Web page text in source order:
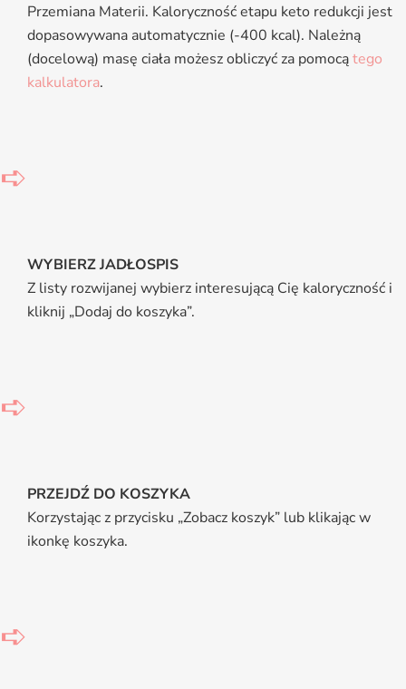
Przemiana Materii. Kaloryczność etapu keto redukcji jest
dopasowywana automatycznie (-400 kcal). Należną
(docelową) masę ciała możesz obliczyć za pomocątego
kalkulatora.
➪
WYBIERZ JADŁOSPIS
Z listy rozwijanej wybierz interesującą Cię kaloryczność i
kliknij „Dodaj do koszyka”.
➪
PRZEJDŹ DO KOSZYKA
Korzystając z przycisku „Zobacz koszyk” lub klikając w
ikonkę koszyka.
➪